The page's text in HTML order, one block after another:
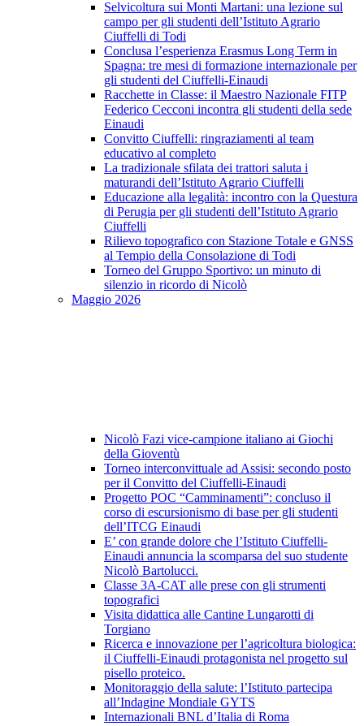
Selvicoltura sui Monti Martani: una lezione sul
campo per gli studenti dell’Istituto Agrario
Ciuffelli di Todi
Conclusa l’esperienza Erasmus Long Term in
Spagna: tre mesi di formazione internazionale per
gli studenti del Ciuffelli-Einaudi
Racchette in Classe: il Maestro Nazionale FITP
Federico Cecconi incontra gli studenti della sede
Einaudi
Convitto Ciuffelli: ringraziamenti al team
educativo al completo
La tradizionale sfilata dei trattori saluta i
maturandi dell’Istituto Agrario Ciuffelli
Educazione alla legalità: incontro con la Questura
di Perugia per gli studenti dell’Istituto Agrario
Ciuffelli
Rilievo topografico con Stazione Totale e GNSS
al Tempio della Consolazione di Todi
Torneo del Gruppo Sportivo: un minuto di
silenzio in ricordo di Nicolò
Maggio 2026
Nicolò Fazi vice-campione italiano ai Giochi
della Gioventù
Torneo interconvittuale ad Assisi: secondo posto
per il Convitto del Ciuffelli-Einaudi
Progetto POC “Camminamenti”: concluso il
corso di escursionismo di base per gli studenti
dell’ITCG Einaudi
E’ con grande dolore che l’Istituto Ciuffelli-
Einaudi annuncia la scomparsa del suo studente
Nicolò Bartolucci.
Classe 3A-CAT alle prese con gli strumenti
topografici
Visita didattica alle Cantine Lungarotti di
Torgiano
Ricerca e innovazione per l’agricoltura biologica:
il Ciuffelli-Einaudi protagonista nel progetto sul
pisello proteico.
Monitoraggio della salute: l’Istituto partecipa
all’Indagine Mondiale GYTS
Internazionali BNL d’Italia di Roma